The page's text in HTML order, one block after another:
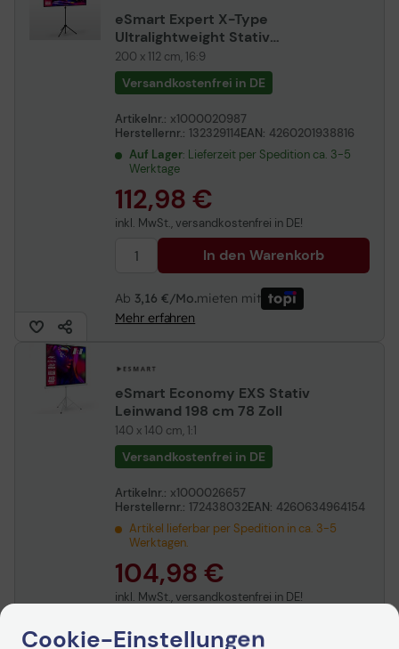
eSmart Expert X-Type
Ultralightweight Stativ
Leinwand 228,6 cm 90 Zoll
200 x 112 cm, 16:9
Versandkostenfrei in DE
Artikelnr.: x1000020987
Herstellernr.: 132329114EAN: 4260201938816
Auf Lager: Lieferzeit per Spedition ca. 3-5
Werktage
112,98 €
inkl. MwSt., versandkostenfrei in DE!
In den Warenkorb
Ab 3,16 €/Mo.mieten mit
Mehr erfahren
eSmart Economy EXS Stativ
Leinwand 198 cm 78 Zoll
140 x 140 cm, 1:1
Versandkostenfrei in DE
Artikelnr.: x1000026657
Herstellernr.: 172438032EAN: 4260634964154
Artikel lieferbar per Spedition in ca. 3-5
Werktagen.
104,98 €
inkl. MwSt., versandkostenfrei in DE!
Cookie-Einstellungen